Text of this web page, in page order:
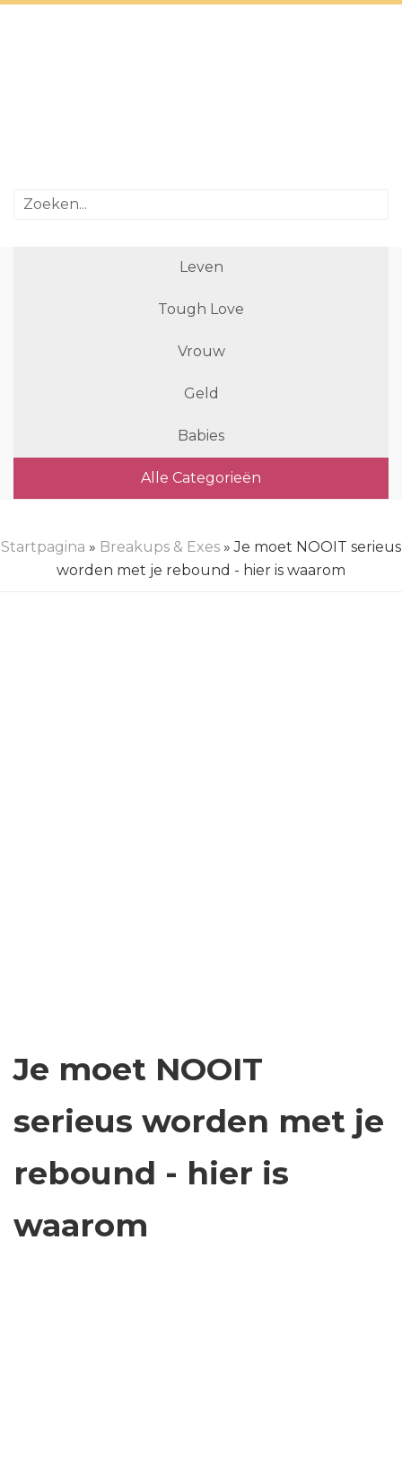
Leven
Tough Love
Vrouw
Geld
Babies
Alle Categorieën
Startpagina » Breakups & Exes » Je moet NOOIT serieus
worden met je rebound - hier is waarom
Je moet NOOIT
serieus worden met je
rebound - hier is
waarom